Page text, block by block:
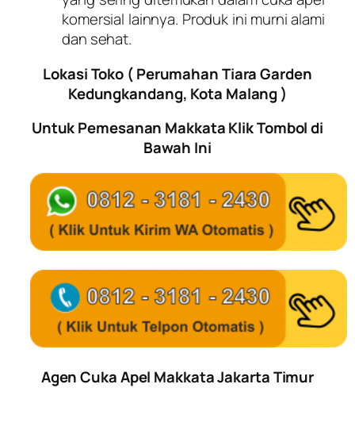
komersial lainnya. Produk ini murni alami
dan sehat.
Lokasi Toko ( Perumahan Tiara Garden
Kedungkandang, Kota Malang )
Untuk Pemesanan Makkata Klik Tombol di
Bawah Ini
Agen Cuka Apel Makkata Jakarta Timur